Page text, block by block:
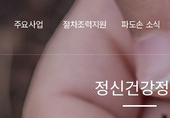
주요사업 절차조력지원 파도손 소식
정신건강